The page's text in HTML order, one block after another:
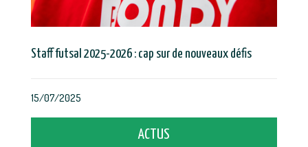
ACTUS
Staff futsal 2025-2026 : cap sur de nouveaux défis
15/07/2025